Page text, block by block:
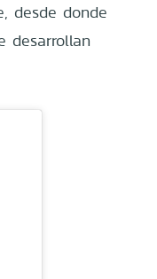
desde donde
desarrollan